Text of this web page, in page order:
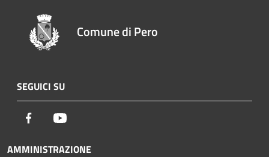
Comune di Pero
SEGUICI SU
Facebook
AMMINISTRAZIONE